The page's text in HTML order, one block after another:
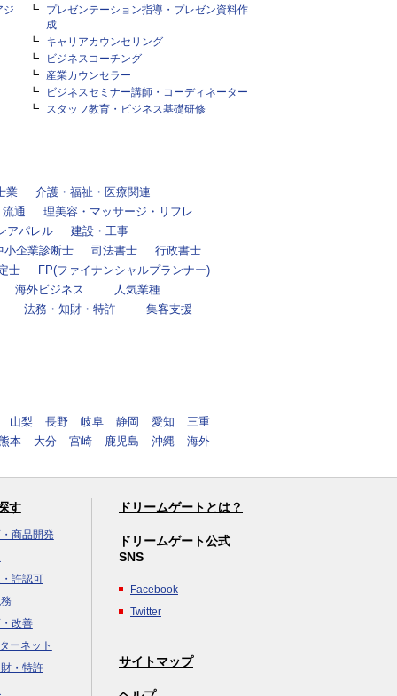
ジ
プレゼンテーション指導・プレゼン資料作
成
キャリアカウンセリング
ビジネスコーチング
産業カウンセラー
ビジネスセミナー講師・コーディネーター
スタッフ教育・ビジネス基礎研修
業
介護・福祉・医療関連
通
理美容・マッサージ・リフレ
アパレル
建設・工事
小企業診断士 司法書士
行政書士
士
FP(ファイナンシャルプランナー)
海外ビジネス
人気業種
法務・知財・特許
集客支援
山梨 長野 岐阜 静岡 愛知
三重
本 大分 宮崎 鹿児島 沖縄 海外
す
商品開発
許認可
改善
ーネット
・特許
ドリームゲートとは？
ドリームゲート公式
SNS
Facebook
Twitter
サイトマップ